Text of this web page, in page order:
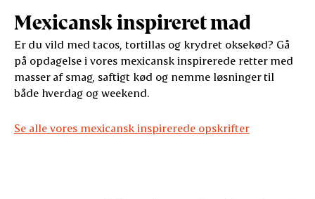
Mexicansk inspireret mad
Er du vild med tacos, tortillas og krydret oksekød? Gå
på opdagelse i vores mexicansk inspirerede retter med
masser af smag, saftigt kød og nemme løsninger til
både hverdag og weekend.
Se alle vores mexicansk inspirerede opskrifter